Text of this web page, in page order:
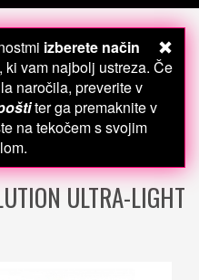
izberete način
, ki vam najbolj ustreza. Če
naročila, preverite v
ter ga premaknite v
na tekočem s svojim
ULTRA-LIGHT